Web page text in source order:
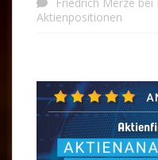
Aktienpositionen